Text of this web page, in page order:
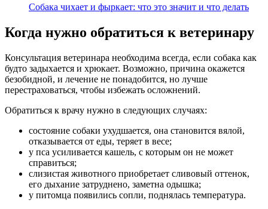
Собака чихает и фыркает: что это значит и что делать
Когда нужно обратиться к ветеринару
Консультация ветеринара необходима всегда, если собака как
будто задыхается и хрюкает. Возможно, причина окажется
безобидной, и лечение не понадобится, но лучше
перестраховаться, чтобы избежать осложнений.
Обратиться к врачу нужно в следующих случаях:
состояние собаки ухудшается, она становится вялой,
отказывается от еды, теряет в весе;
у пса усиливается кашель, с которым он не может
справиться;
слизистая животного приобретает сливовый оттенок,
его дыхание затруднено, заметна одышка;
у питомца появились сопли, поднялась температура.